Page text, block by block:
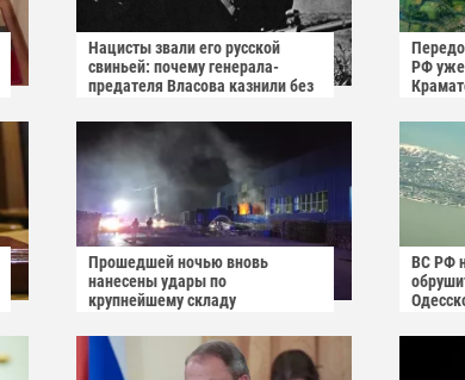
Нацисты звали его русской
свиньей: почему генерала-
предателя Власова казнили без
РФ уже
Прошедшей ночью вновь
нанесены удары по
крупнейшему складу
Rozetka
ВС РФ